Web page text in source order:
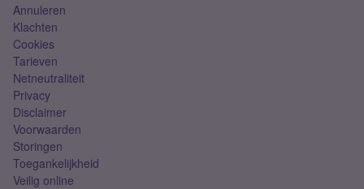
Annuleren
Klachten
Cookies
Tarieven
Netneutraliteit
Privacy
Disclaimer
Voorwaarden
Storingen
Toegankelijkheid
Veilig online